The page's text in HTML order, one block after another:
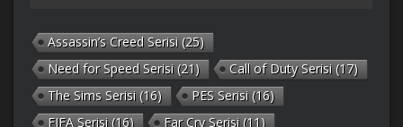
Assassin’s Creed Serisi (25)
Need for Speed Serisi (21) Call of Duty Serisi (17)
The Sims Serisi (16) PES Serisi (16)
FIFA Serisi (16) Far Cry Serisi (11)